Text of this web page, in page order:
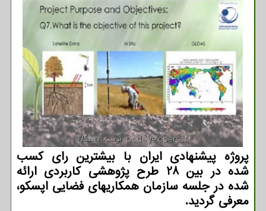
پروژه پیشنهادی ایران با بیشترین رای كسب
شده در بین 28 طرح پژوهشی كاربردی ارائه
شده در جلسه سازمان همكاریهای فضایی اپسكو،
معرفی گردید.